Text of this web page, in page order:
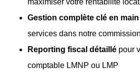
maximiser votre rentabilité
Gestion complète clé en main
services dans notre
Reporting fiscal détaillé pour
comptable LMNP ou LMP